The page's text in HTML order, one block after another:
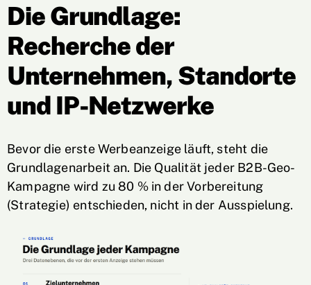
Die Grundlage:
Recherche der
Unternehmen, Standorte
und IP-Netzwerke
Bevor die erste Werbeanzeige läuft, steht die
Grundlagenarbeit an. Die Qualität jeder B2B-Geo-
Kampagne wird zu 80 % in der Vorbereitung
(Strategie) entschieden, nicht in der Ausspielung.